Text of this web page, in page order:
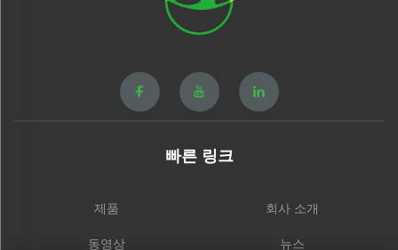
빠른 링크
제품 회사 소개
동영상 뉴스